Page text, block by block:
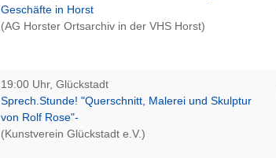
Geschäfte in Horst
(AG Horster Ortsarchiv in der VHS Horst)
19:00 Uhr, Glückstadt
Sprech.Stunde! "Querschnitt, Malerei und Skulptur
von Rolf Rose"-
(Kunstverein Glückstadt e.V.)